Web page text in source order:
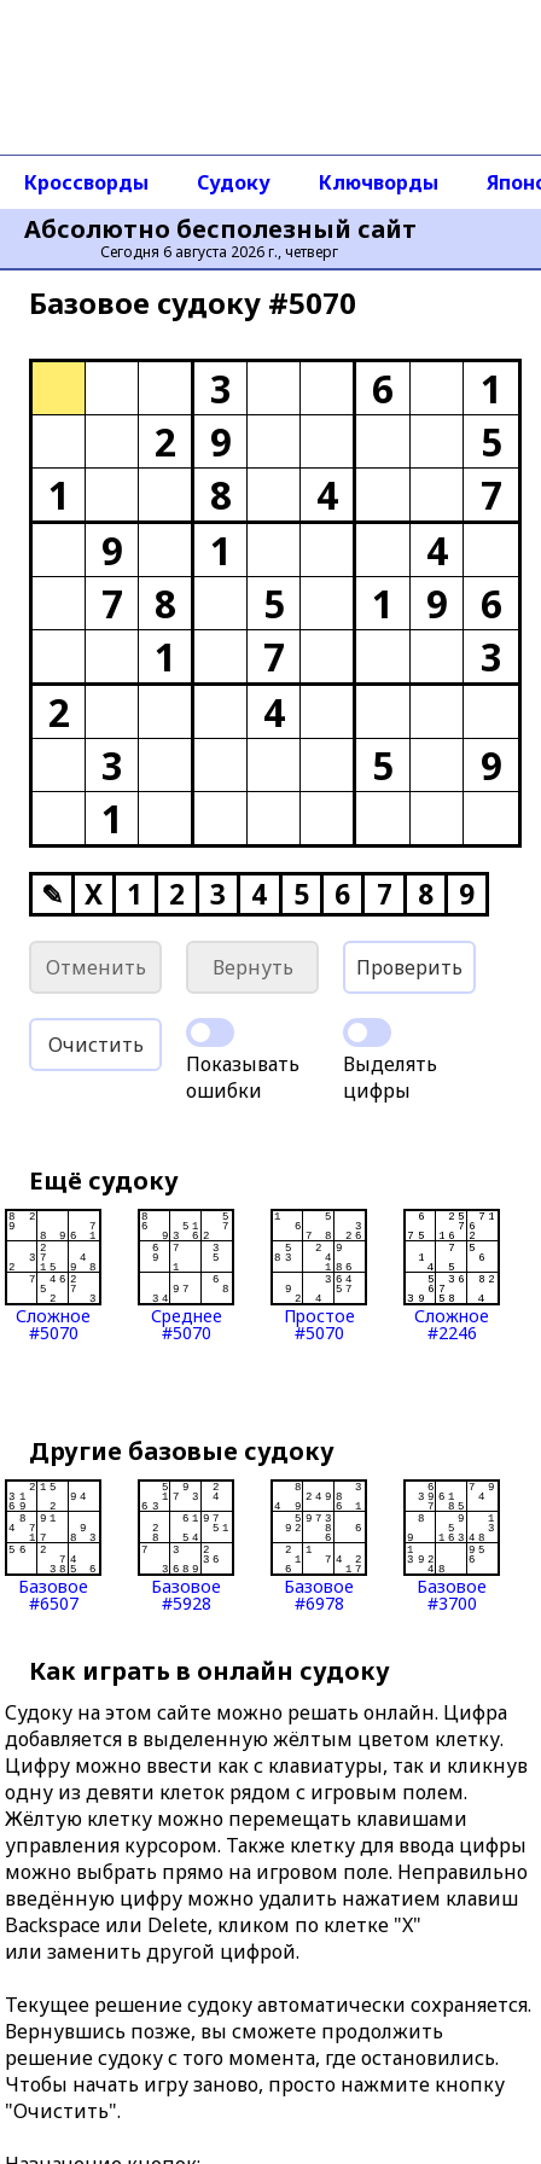
Абсолютно бесполезный сайт
Сегодня 6 августа 2026 г., четверг
Кроссворды Судоку Ключворды
Базовое cудоку #5070
3 6
1
2
9
5
1
8 4
7
9
1
4
7
8 5 1 9
6
1
7
3
2
4
3
5
9
1
✎ X 1 2 3 4 5 6 7 8 9
Отменить Вернуть Проверить
Очистить
Показывать
ошибки
Выделять
цифры
Ещё судоку
Сложное
#5070
Среднее
#5070
Простое
#5070
Сложное
#2246
Другие базовые судоку
Базовое
#6507
Базовое
#5928
Базовое
#6978
Базовое
#3700
Как играть в онлайн судоку
Судоку на этом сайте можно решать онлайн. Цифра
добавляется в выделенную жёлтым цветом клетку.
Цифру можно ввести как с клавиатуры, так и кликнув
одну из девяти клеток рядом с игровым полем.
Жёлтую клетку можно перемещать клавишами
управления курсором. Также клетку для ввода цифры
можно выбрать прямо на игровом поле. Неправильно
введённую цифру можно удалить нажатием клавиш
Backspace или Delete, кликом по клетке "X"
или заменить другой цифрой.
Текущее решение судоку автоматически сохраняется.
Вернувшись позже, вы сможете продолжить
решение судоку с того момента, где остановились.
Чтобы начать игру заново, просто нажмите кнопку
"Очистить".